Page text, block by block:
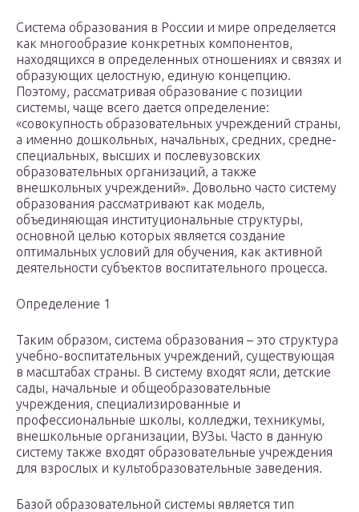
Система образования в России и мире определяется
как многообразие конкретных компонентов,
находящихся в определенных отношениях и связях и
образующих целостную, единую концепцию.
Поэтому, рассматривая образование с позиции
системы, чаще всего дается определение:
«совокупность образовательных учреждений страны,
а именно дошкольных, начальных, средних, средне-
специальных, высших и послевузовских
образовательных организаций, а также
внешкольных учреждений». Довольно часто систему
образования рассматривают как модель,
объединяющая институциональные структуры,
основной целью которых является создание
оптимальных условий для обучения, как активной
деятельности субъектов воспитательного процесса.
Определение 1
Таким образом, система образования – это структура
учебно-воспитательных учреждений, существующая
в масштабах страны. В систему входят ясли, детские
сады, начальные и общеобразовательные
учреждения, специализированные и
профессиональные школы, колледжи, техникумы,
внешкольные организации, ВУЗы. Часто в данную
систему также входят образовательные учреждения
для взрослых и культобразовательные заведения.
Базой образовательной системы является тип